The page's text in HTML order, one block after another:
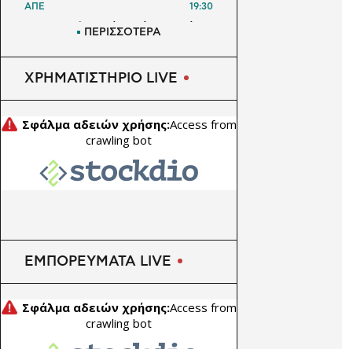
ΑΠΕ 19:30
Μπανγκλαντές: Πάνω από 1
στέγες – Στα 5,5 GW ο στόχος
έως το 2030
Το Nissan Qashqai με το νέο
σύστημα e-POWER κατακτά
ρεκόρ Guinness
ΠΕΡΙΣΣΟΤΕΡΑ
ΧΡΗΜΑΤΙΣΤΗΡΙΟ LIVE
ΕΜΠΟΡΕΥΜΑΤΑ LIVE